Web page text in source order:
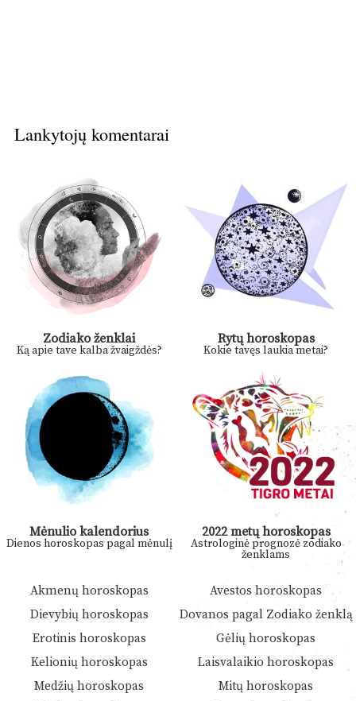
Lankytojų komentarai
Zodiako ženklai
Ką apie tave kalba žvaigždės?
Rytų horoskopas
Kokie tavęs laukia metai?
Mėnulio kalendorius
Dienos horoskopas pagal mėnulį
2022 metų horoskopas
Astrologinė prognozė zodiako
ženklams
Akmenų horoskopas
Avestos horoskopas
Dievybių horoskopas
Dovanos pagal Zodiako ženklą
Erotinis horoskopas
Gėlių horoskopas
Kelionių horoskopas
Laisvalaikio horoskopas
Medžių horoskopas
Mitų horoskopas